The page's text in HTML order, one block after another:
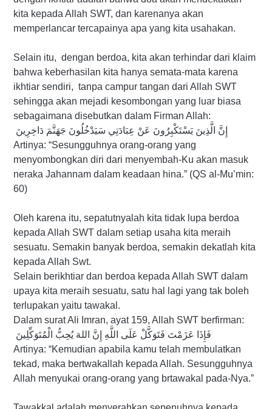
kita kepada Allah SWT, dan karenanya akan
memperlancar tercapainya apa yang kita usahakan.
Selain itu, dengan berdoa, kita akan terhindar dari klaim
bahwa keberhasilan kita hanya semata-mata karena
ikhtiar sendiri, tanpa campur tangan dari Allah SWT
sehingga akan mejadi kesombongan yang luar biasa
sebagaimana disebutkan dalam Firman Allah:
إِنَّ الَّذِينَ يَسْتَكْبِرُونَ عَنْ عِبَادَتِي سَيَدْخُلُونَ جَهَنَّمَ دَاخِرِينَ
Artinya: “Sesungguhnya orang-orang yang
menyombongkan diri dari menyembah-Ku akan masuk
neraka Jahannam dalam keadaan hina.” (QS al-Mu’min:
60)
Oleh karena itu, sepatutnyalah kita tidak lupa berdoa
kepada Allah SWT dalam setiap usaha kita meraih
sesuatu. Semakin banyak berdoa, semakin dekatlah kita
kepada Allah Swt.
Selain berikhtiar dan berdoa kepada Allah SWT dalam
upaya kita meraih sesuatu, satu hal lagi yang tak boleh
terlupakan yaitu tawakal.
Dalam surat Ali Imran, ayat 159, Allah SWT berfirman:
فَإِذَا عَزَمْتَ فَتَوَكَّلْ عَلَى اللَّهِ إِنَّ اللهَ يُحِبُّ الْمُتَوَكِّلِينَ
Artinya: “Kemudian apabila kamu telah membulatkan
tekad, maka bertwakallah kepada Allah. Sesungguhnya
Allah menyukai orang-orang yang brtawakal pada-Nya.”